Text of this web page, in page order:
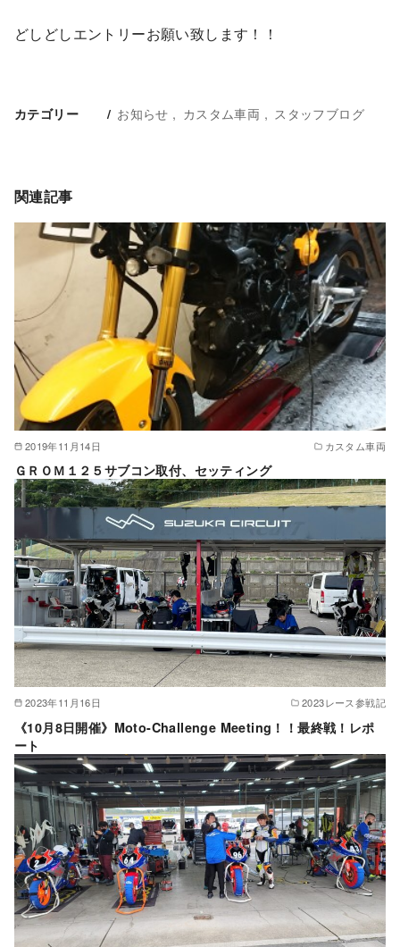
どしどしエントリーお願い致します！！
カテゴリー お知らせ カスタム車両 スタッフブログ
関連記事
2019年11月14日 カスタム車両
ＧＲＯＭ１２５サブコン取付、セッティング
2023年11月16日 2023レース参戦記
《10月8日開催》Moto-Challenge Meeting！！最終戦！レポ
ート